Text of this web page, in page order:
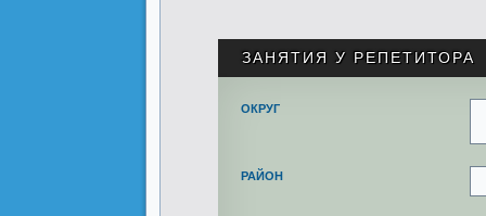
ЗАНЯТИЯ У РЕПЕТИТОРА
ОКРУГ
РАЙОН